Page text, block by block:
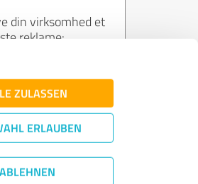
ZULASSEN
ERLAUBEN
ABLEHNEN
din virksomhed et
reklame:
gratis!